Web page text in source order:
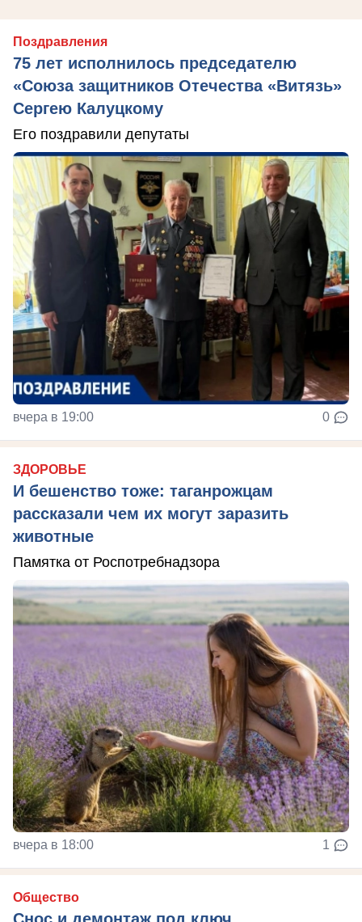
Поздравления
75 лет исполнилось председателю
«Союза защитников Отечества «Витязь»
Сергею Калуцкому
Его поздравили депутаты
вчера в 19:00 0
ЗДОРОВЬЕ
И бешенство тоже: таганрожцам
рассказали чем их могут заразить
животные
Памятка от Роспотребнадзора
вчера в 18:00 1
Общество